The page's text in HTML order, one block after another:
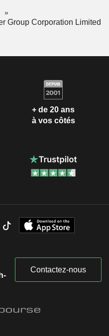
Group Corporation Limited
+ de 20 ans
à vos côtés
Contactez-nous